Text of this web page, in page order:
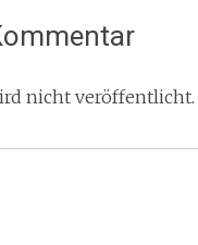
nicht veröffentlicht.